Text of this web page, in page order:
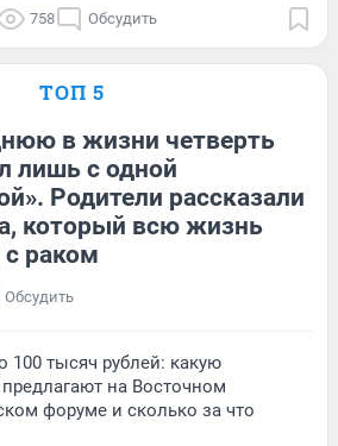
758 Обсудить
ТОП 5
в жизни четверть
лишь с одной
Родители рассказали
который всю жизнь
раком
Обсудить
100 тысяч рублей: какую
предлагают на Восточном
форуме и сколько за что